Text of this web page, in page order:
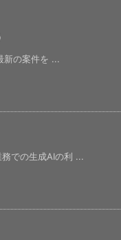
新の案件を ...
での生成AIの利 ...